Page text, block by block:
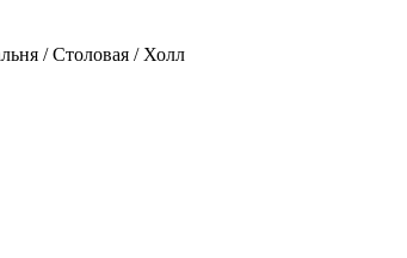
/ Столовая / Холл